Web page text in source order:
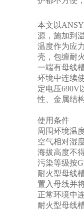
本文以
源，施加到
温度作为应
壳，包缠耐
一端有母线
环境中连续
定电压690V
性、金属结
使用条件
周围环境温
空气相对湿
海拔高度不
污染等级按
耐火型母线
置入母线并
正常环境中
耐火型母线